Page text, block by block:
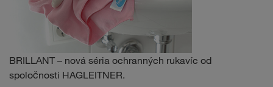
BRILLANT – nová séria ochranných rukavíc od
spoločnosti HAGLEITNER.